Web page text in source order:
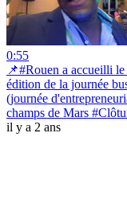
0:55
📌#Rouen a accueilli
édition de la journée
(journée
champs de Mars
il y a 2 ans